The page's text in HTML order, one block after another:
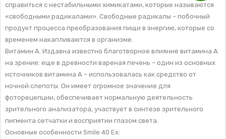
справиться с нестабильными химикатами, которые называются
«свободными радикалами». Свободные радикалы – побочный
продукт процесса преобразования пищи в энергию, которые со
временем накапливаются в организме.
Витамин А. Издавна известно благотворное влияние витамина А
на зрение: еще в древности вареная печень – один из основных
источников витамина А – использовалась как средство от
ночной слепоты. Он имеет огромное значение для
фоторецепции, обеспечивает нормальную деятельность
зрительного анализатора, участвует в синтезе зрительного
пигмента сетчатки и восприятии глазом света.
Основные особенности Smile 40 Ex: